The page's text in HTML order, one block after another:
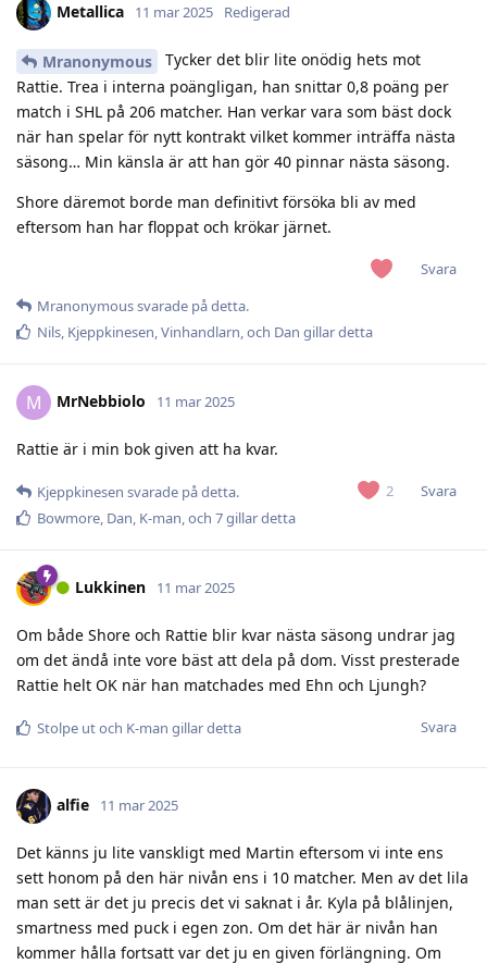
Metallica 11 mar 2025 Redigerad
Mranonymous
Tycker det blir lite onödig hets mot
Rattie. Trea i interna poängligan, han snittar 0,8 poäng per
match i SHL på 206 matcher. Han verkar vara som bäst dock
när han spelar för nytt kontrakt vilket kommer inträffa nästa
säsong… Min känsla är att han gör 40 pinnar nästa säsong.
Shore däremot borde man definitivt försöka bli av med
eftersom han har floppat och krökar järnet.
Svara
Mranonymoussvarade på detta.
Nils, Kjeppkinesen,Vinhandlarn, och Dan gillar detta
M MrNebbiolo 11 mar 2025
Rattie är i min bok given att ha kvar.
2 Svara
Kjeppkinesen svarade på detta.
Bowmore, Dan, K-man, och 7gillar detta
Lukkinen 11 mar 2025
Om både Shore och Rattie blir kvar nästa säsong undrar jag
om det ändå inte vore bäst att dela på dom. Visst presterade
Rattie helt OK när han matchades med Ehn och Ljungh?
Svara
Stolpe utoch K-man gillar detta
alfie 11 mar 2025
Det känns ju lite vanskligt med Martin eftersom vi inte ens
sett honom på den här nivån ens i 10 matcher. Men av det lila
man sett är det ju precis det vi saknat i år. Kyla på blålinjen,
smartness med puck i egen zon. Om det här är nivån han
kommer hålla fortsatt var det ju en given förlängning. Om